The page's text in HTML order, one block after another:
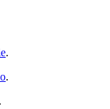
.
.
.